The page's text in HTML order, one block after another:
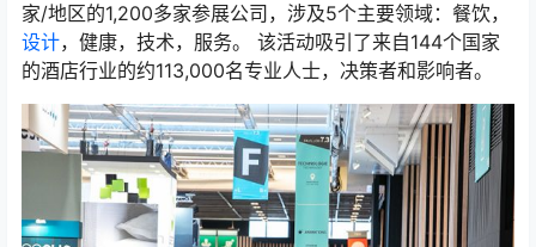
家/地区的1,200多家参展公司，涉及5个主要领域：餐饮，
设计，健康，技术，服务。 该活动吸引了来自144个国家
的酒店行业的约113,000名专业人士，决策者和影响者。